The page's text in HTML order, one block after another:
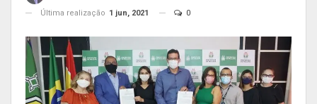
Última realização 1 jun, 2021 0